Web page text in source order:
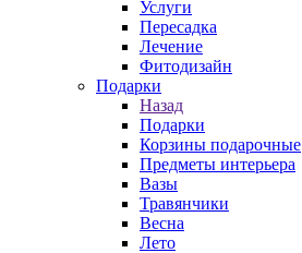
Услуги
Пересадка
Лечение
Фитодизайн
Подарки
Назад
Подарки
Корзины подарочные
Предметы интерьера
Вазы
Травянчики
Весна
Лето